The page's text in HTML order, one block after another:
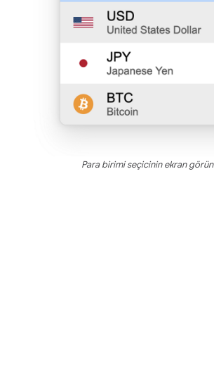
Para birimi seçicinin ekran